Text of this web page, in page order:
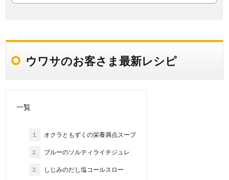
ウワサのお客さま最新レシピ
一覧
1. オクラともずくの栄養満点スープ
2. ブルーのソルティライチジュレ
3. しじみのだし塩コールスロー